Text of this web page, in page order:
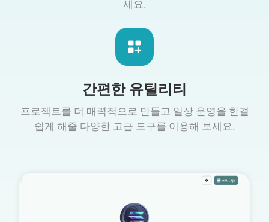
세요.
간편한 유틸리티
프로젝트를 더 매력적으로 만들고 일상 운영을 한결
쉽게 해줄 다양한 고급 도구를 이용해 보세요.